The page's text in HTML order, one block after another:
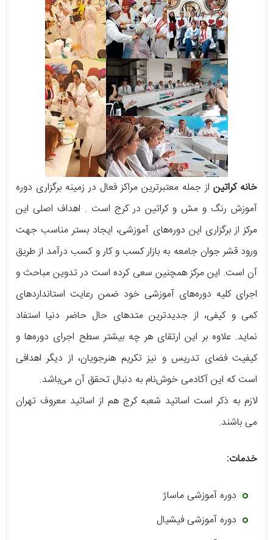
خانه کراتین از جمله معتبر‌ترین مراکز فعال در زمینه برگزاری دوره
آموزش رنگ و مش و کراتین در کرج است . اهداف اصلی این
مرکز از برگزاری این دوره‌های آموزشی، ایجاد بستر مناسب جهت
ورود قشر جوان جامعه به بازار کسب و کار و کسب درآمد از طریق
آن است. این مرکز همچنین سعی کرده است در تدوین مباحث و
اجرای کلیه دوره‌های آموزشی خود ضمن رعایت استاندارد‌های
کمی و کیفی، از جدیدترین متد‌‌های حال حاضر دنیا استفاد
نماید. علاوه بر این ارتقای هر چه بیشتر سطح اجرای دوره‌ها و
کیفیت فضای تدریس و نیز تکریم هنرجویان، از دیگر اهدافی
است که این آکادمی خوش‌نام به دنبال تحقق آن می‌باشد.
لازم به ذکر است اساتید شعبه کرج هم از اساتید معروف تهران
می باشند.
خدمات:
دوره آموزشی ماساژ
دوره آموزشی فیشیال